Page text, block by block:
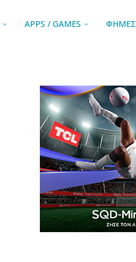
APPS / GAMES ΦΗΜΕΣ